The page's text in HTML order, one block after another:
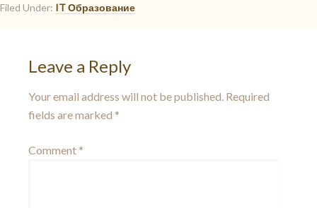
Filed Under: IT Образование
Leave a Reply
Your email address will not be published. Required
fields are marked *
Comment *